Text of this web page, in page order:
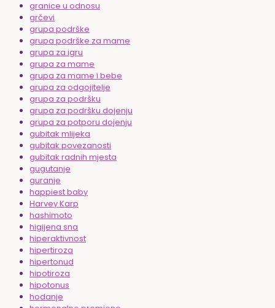
granice u odnosu
grčevi
grupa podrške
grupa podrške za mame
grupa za igru
grupa za mame
grupa za mame i bebe
grupa za odgojitelje
grupa za podršku
grupa za podršku dojenju
grupa za potporu dojenju
gubitak mlijeka
gubitak povezanosti
gubitak radnih mjesta
gugutanje
guranje
happiest baby
Harvey Karp
hashimoto
higijena sna
hiperaktivnost
hipertiroza
hipertonud
hipotiroza
hipotonus
hodanje